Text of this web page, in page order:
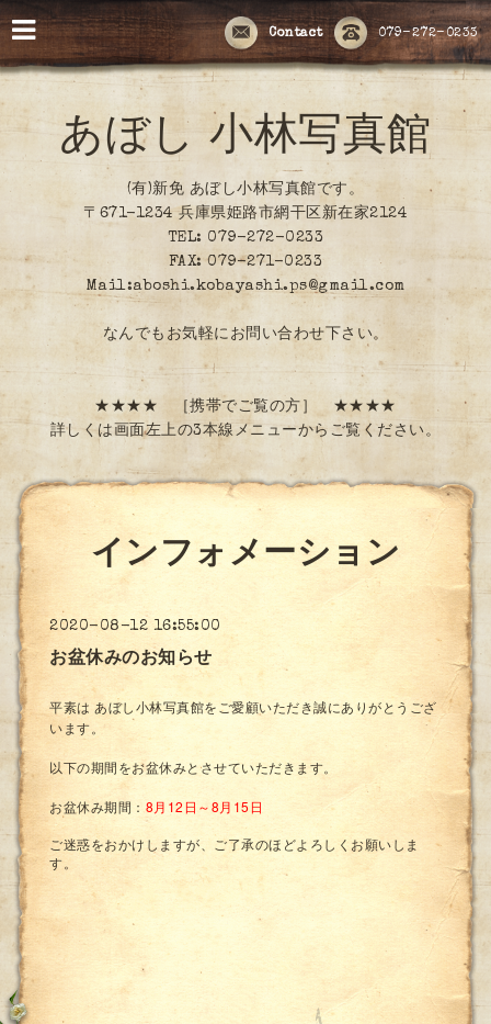
079-272-0233
Contact
あぼし 小林写真館
(有)新免 あぼし小林写真館です。
〒671-1234 兵庫県姫路市網干区新在家2124
TEL: 079-272-0233
FAX: 079-271-0233
Mail:aboshi.kobayashi.ps@gmail.com
なんでもお気軽にお問い合わせ下さい。
★★★★ ［携帯でご覧の方］ ★★★★
詳しくは画面左上の3本線メニューからご覧ください。
インフォメーション
2020-08-12 16:55:00
お盆休みのお知らせ
平素は あぼし小林写真館をご愛顧いただき誠にありがとうござ
います。
以下の期間をお盆休みとさせていただきます。
お盆休み期間： 8月12日～8月15日
ご迷惑をおかけしますが、ご了承のほどよろしくお願いしま
す。